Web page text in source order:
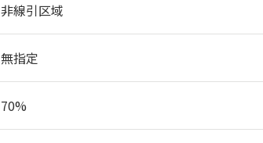
非線引区域
無指定
70%